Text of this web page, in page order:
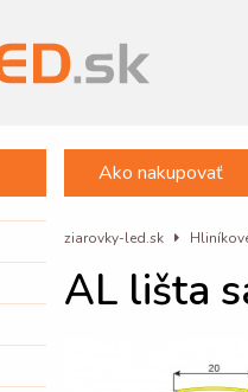
Ako nakupovať
ziarovky-led.sk
AL lišta